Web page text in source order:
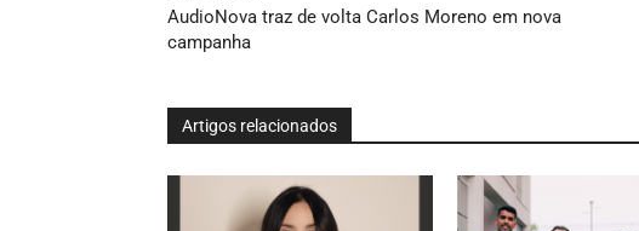
AudioNova traz de volta Carlos Moreno em nova
campanha
Artigos relacionados